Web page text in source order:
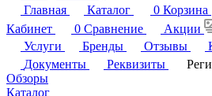
Главная
Каталог 0 Корзина
Кабинет
0 Сравнение Акции
Услуги
Бренды Отзывы
Документы
Реквизиты
Обзоры
Каталог